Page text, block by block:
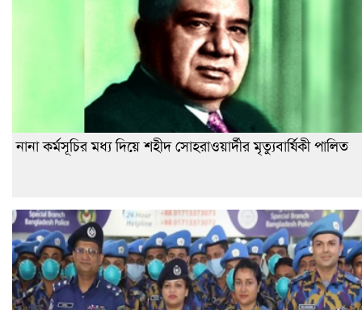
নানা কর্মসূচির মধ্য দিয়ে শহীদ সোহরাওয়ার্দীর মৃত্যুবার্ষিকী পালিত